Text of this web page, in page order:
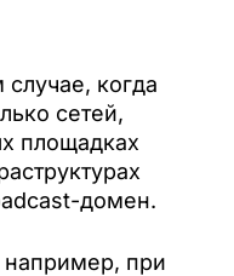
когда
сетей,
площадках
домен.
при